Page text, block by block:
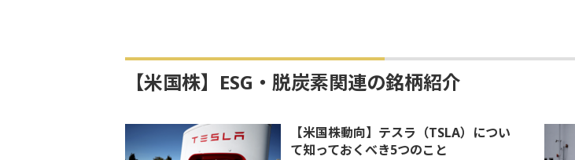
【米国株】ESG・脱炭素関連の銘柄紹介
【米国株動向】テスラ（TSLA）につい
て知っておくべき5つのこと